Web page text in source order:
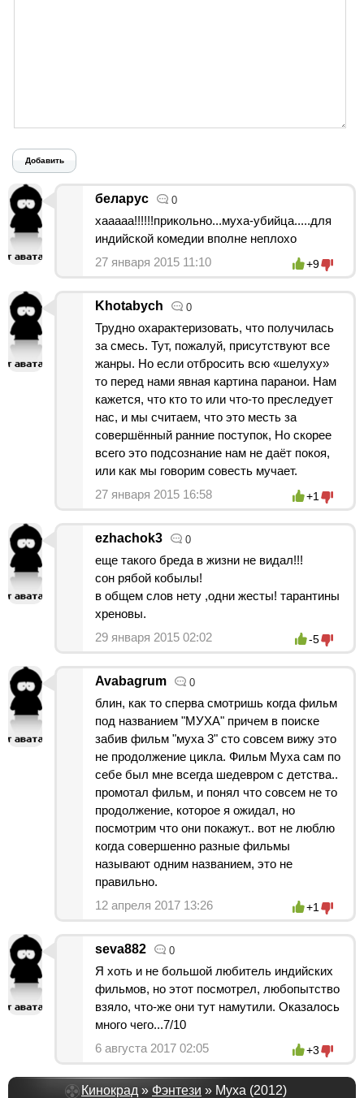
Добавить
беларус 0
хааааа!!!!!!прикольно...муха-убийца.....для
индийской комедии вполне неплохо
27 января 2015 11:10
+9
Khotabych 0
Трудно охарактеризовать, что получилась
за смесь. Тут, пожалуй, присутствуют все
жанры. Но если отбросить всю «шелуху»
то перед нами явная картина паранои. Нам
кажется, что кто то или что-то преследует
нас, и мы считаем, что это месть за
совершённый ранние поступок, Но скорее
всего это подсознание нам не даёт покоя,
или как мы говорим совесть мучает.
27 января 2015 16:58
+1
ezhachok3 0
еще такого бреда в жизни не видал!!!
сон рябой кобылы!
в общем слов нету ,одни жесты! тарантины
хреновы.
29 января 2015 02:02
-5
Avabagrum 0
блин, как то сперва смотришь когда фильм
под названием "МУХА" причем в поиске
забив фильм "муха 3" сто совсем вижу это
не продолжение цикла. Фильм Муха сам по
себе был мне всегда шедевром с детства..
промотал фильм, и понял что совсем не то
продолжение, которое я ожидал, но
посмотрим что они покажут.. вот не люблю
когда совершенно разные фильмы
называют одним названием, это не
правильно.
12 апреля 2017 13:26
+1
seva882 0
Я хоть и не большой любитель индийских
фильмов, но этот посмотрел, любопытство
взяло, что-же они тут намутили. Оказалось
много чего...7/10
6 августа 2017 02:05
+3
Кинокрад » Фэнтези » Муха (2012)